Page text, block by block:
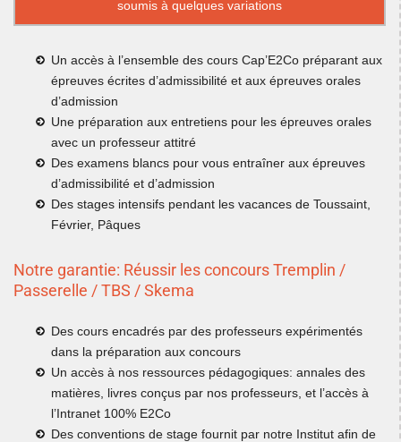
soumis à quelques variations
Un accès à l’ensemble des cours Cap’E2Co préparant aux
épreuves écrites d’admissibilité et aux épreuves orales
d’admission
Une préparation aux entretiens pour les épreuves orales
avec un professeur attitré
Des examens blancs pour vous entraîner aux épreuves
d’admissibilité et d’admission
Des stages intensifs pendant les vacances de Toussaint,
Février, Pâques
Notre garantie: Réussir les concours Tremplin /
Passerelle / TBS / Skema
Des cours encadrés par des professeurs expérimentés
dans la préparation aux concours
Un accès à nos ressources pédagogiques: annales des
matières, livres conçus par nos professeurs, et l’accès à
l’Intranet 100% E2Co
Des conventions de stage fournit par notre Institut afin de